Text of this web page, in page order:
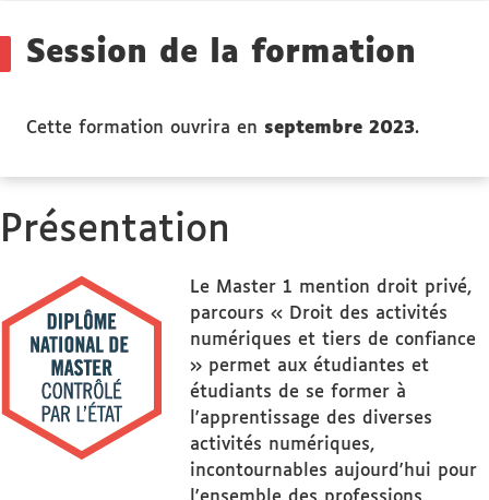
Session de la formation
Cette formation ouvrira en septembre 2023.
Présentation
Le Master 1 mention droit privé,
parcours « Droit des activités
numériques et tiers de confiance
» permet aux étudiantes et
étudiants de se former à
l'apprentissage des diverses
activités numériques,
incontournables aujourd'hui pour